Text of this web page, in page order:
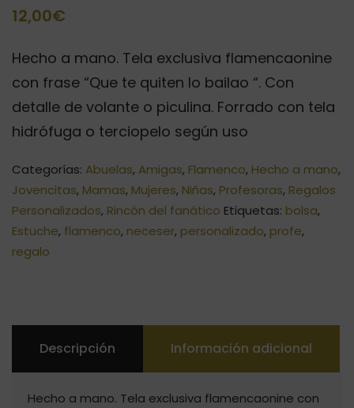
12,00€
Hecho a mano. Tela exclusiva flamencaonine
con frase “Que te quiten lo bailao “. Con
detalle de volante o piculina. Forrado con tela
hidrófuga o terciopelo según uso
Categorías: Abuelas, Amigas, Flamenco, Hecho a mano,
Jovencitas, Mamas, Mujeres, Niñas, Profesoras, Regalos
Personalizados, Rincón del fanático Etiquetas: bolsa,
Estuche, flamenco, neceser, personalizado, profe,
regalo
Descripción Información adicional
Hecho a mano. Tela exclusiva flamencaonine con